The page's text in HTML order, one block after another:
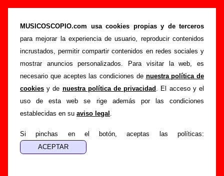
MUSICOSCOPIO.com usa cookies propias y de terceros
para mejorar la experiencia de usuario, reproducir contenidos
incrustados, permitir compartir contenidos en redes sociales y
mostrar anuncios personalizados. Para visitar la web, es
necesario que aceptes las condiciones de nuestra política de
cookies y de nuestra política de privacidad . El acceso y el
uso de esta web se rige además por las condiciones
establecidas en su aviso legal .
Si pinchas en el botón, aceptas las políticas:
“No vino, estaba enferma o de vacaciones”,
canción de Le Mans (Letra e información)
Portada >Le Mans >Canciones
No vino, estaba enferma o de vacaciones
Esta página pretende recopilar todo tipo de información
sobre la canción "No vino, estaba enferma o de
vacaciones
" interpretada por Le Mans. Además de su letra,
también aparecerá información sobre el autor o los autores,
sobre los discos en los que está incluido este tema, sobre la
grabación del mismo, sobre versiones a cargo de otros
grupos... Si encuentras errores o tienes información